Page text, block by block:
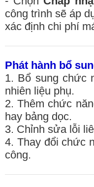
công trình sẽ áp
xác định chi phí
Phát hành bổ
1. Bổ sung chức
nhiên liệu phụ.
2. Thêm chức
hay bảng dọc.
3. Chỉnh sửa lỗi
4. Thay đổi chức
công.